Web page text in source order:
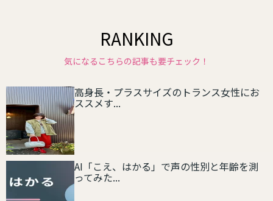
RANKING
気になるこちらの記事も要チェック！
高身長・プラスサイズのトランス女性にお
ススメす...
AI「こえ、はかる」で声の性別と年齢を測
ってみた...